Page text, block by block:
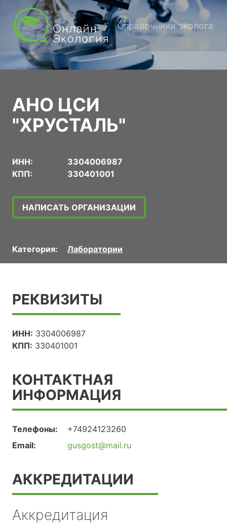
Справочники эколога
АНО ЦСИ
"ХРУСТАЛЬ"
ИНН:
3304006987
КПП:
330401001
НАПИСАТЬ ОРГАНИЗАЦИИ
Категория: Лаборатории
РЕКВИЗИТЫ
ИНН: 3304006987
КПП: 330401001
КОНТАКТНАЯ
ИНФОРМАЦИЯ
Телефоны:
+74924123260
Email:
gusgost@mail.ru
АККРЕДИТАЦИИ
Аккредитация